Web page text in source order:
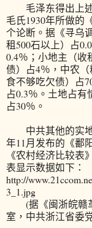
毛泽东得出上述
毛氏1930年所做的
个论断。据《寻乌
租500石以上）占
0.4％；小地主（收
债）占4％，中农
食不够吃欠债）占
占0.3％。土地占有
占30％。
中共其他的实地
年11月发布的《鄱
《农村经济比较表
表显示数据如下：
http://
3_1.jpg
(据《闽浙皖赣革
室，中共浙江省委